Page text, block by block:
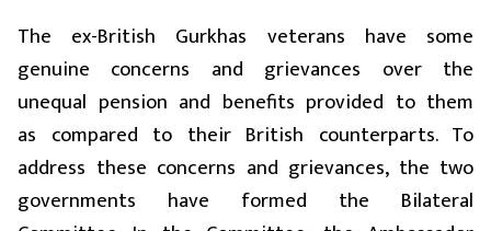
The ex-British Gurkhas veterans have some
genuine concerns and grievances over the
unequal pension and benefits provided to them
as compared to their British counterparts. To
address these concerns and grievances, the two
governments have formed the Bilateral